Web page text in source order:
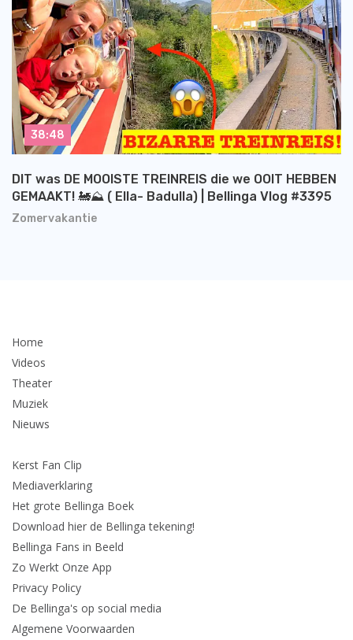
Zomervakantie
DIT was DE MOOISTE TREINREIS die we OOIT HEBBEN
GEMAAKT! 🚂⛰️ ( Ella- Badulla) | Bellinga Vlog #3395
38:48
Home
Videos
Theater
Muziek
Nieuws
Kerst Fan Clip
Mediaverklaring
Het grote Bellinga Boek
Download hier de Bellinga tekening!
Bellinga Fans in Beeld
Zo Werkt Onze App
Privacy Policy
De Bellinga's op social media
Algemene Voorwaarden